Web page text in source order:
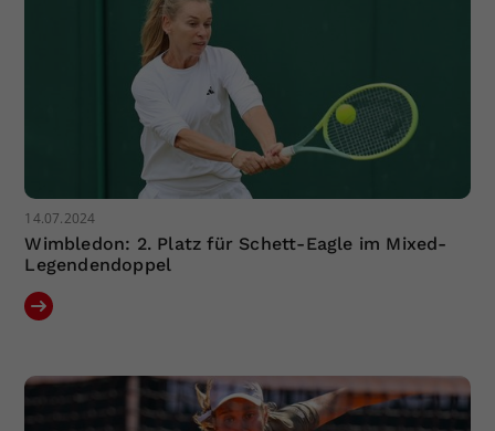
14.07.2024
Wimbledon: 2. Platz für Schett-Eagle im Mixed-
Legendendoppel